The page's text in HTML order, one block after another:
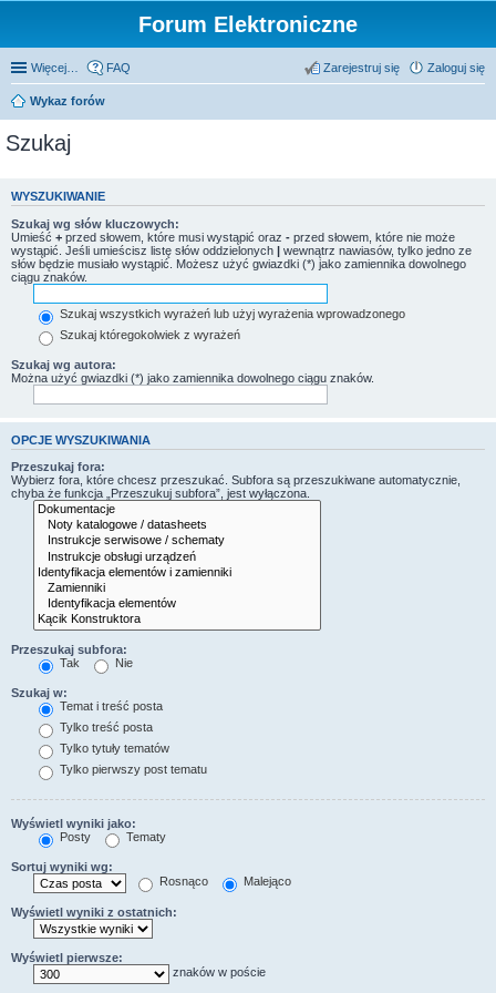
Forum Elektroniczne
Więcej… FAQ Zaloguj się
Zarejestruj się
Wykaz forów
Szukaj
WYSZUKIWANIE
Szukaj wg słów kluczowych:
Umieść + przed słowem, które musi wystąpić oraz - przed słowem, które nie może
wystąpić. Jeśli umieścisz listę słów oddzielonych | wewnątrz nawiasów, tylko jedno ze
słów będzie musiało wystąpić. Możesz użyć gwiazdki (*) jako zamiennika dowolnego
ciągu znaków.
Szukaj wszystkich wyrażeń lub użyj wyrażenia wprowadzonego
Szukaj któregokolwiek z wyrażeń
Szukaj wg autora:
Można użyć gwiazdki (*) jako zamiennika dowolnego ciągu znaków.
OPCJE WYSZUKIWANIA
Przeszukaj fora:
Wybierz fora, które chcesz przeszukać. Subfora są przeszukiwane automatycznie,
chyba że funkcja „Przeszukuj subfora”, jest wyłączona.
Przeszukaj subfora:
Tak
Nie
Szukaj w:
Temat i treść posta
Tylko treść posta
Tylko tytuły tematów
Tylko pierwszy post tematu
Wyświetl wyniki jako:
Posty
Tematy
Sortuj wyniki wg:
Rosnąco
Malejąco
Wyświetl wyniki z ostatnich:
Wyświetl pierwsze:
znaków w poście